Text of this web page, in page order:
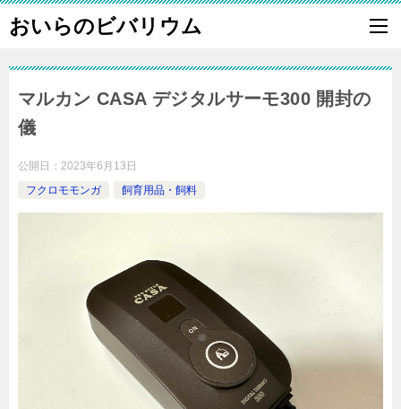
おいらのビバリウム
マルカン CASA デジタルサーモ300 開封の
儀
公開日： 2023年6月13日
フクロモモンガ
飼育用品・飼料